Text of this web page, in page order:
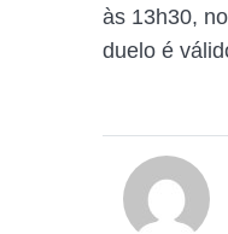
às 13h30,
duelo é